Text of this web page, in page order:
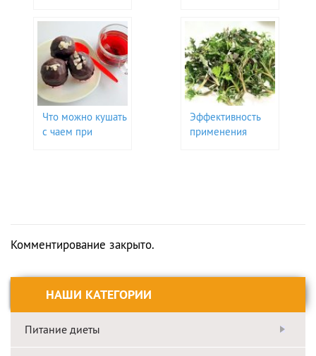
НАШИ КАТЕГОРИИ
Питание диеты
настойки для
похудения и
результаты диеты
Что можно кушать
с чаем при
Эффективность
применения
Комментирование закрыто.